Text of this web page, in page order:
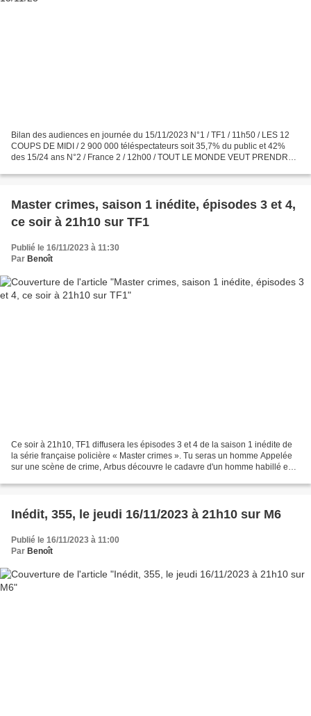
Bilan des audiences en journée du 15/11/2023 N°1 / TF1 / 11h50 / LES 12
COUPS DE MIDI / 2 900 000 téléspectateurs soit 35,7% du public et 42%
des 15/24 ans N°2 / France 2 / 12h00 / TOUT LE MONDE VEUT PRENDRE
Master crimes, saison 1 inédite, épisodes 3 et 4,
ce soir à 21h10 sur TF1
Publié le 16/11/2023 à 11:30
Par Benoît
Ce soir à 21h10, TF1 diffusera les épisodes 3 et 4 de la saison 1 inédite de
la série française policière « Master crimes ». Tu seras un homme Appelée
sur une scène de crime, Arbus découvre le cadavre d'un homme habillé en
Inédit, 355, le jeudi 16/11/2023 à 21h10 sur M6
Publié le 16/11/2023 à 11:00
Par Benoît